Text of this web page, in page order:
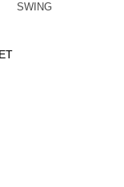
SWING